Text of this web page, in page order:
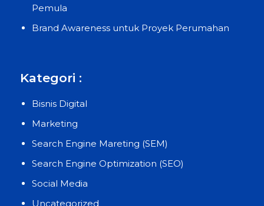
Pemula
Brand Awareness untuk Proyek Perumahan
Kategori :
Bisnis Digital
Marketing
Search Engine Mareting (SEM)
Search Engine Optimization (SEO)
Social Media
Uncategorized